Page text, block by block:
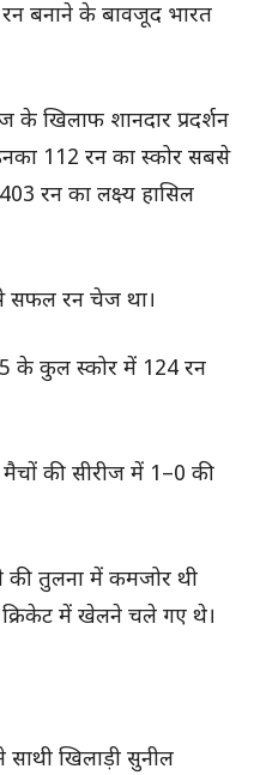
बनाने के बावजूद भारत
के खिलाफ शानदार प्रदर्शन
112 रन का स्कोर सबसे
रन का लक्ष्य हासिल
सफल रन चेज था।
के कुल स्कोर में 124 रन
की सीरीज में 1–0 की
की तुलना में कमजोर थी
क्रिकेट में खेलने चले गए थे।
साथी खिलाड़ी सुनील